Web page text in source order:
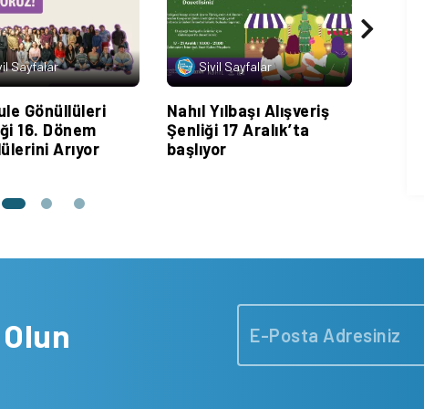
Sayfalar
Gönüllüleri
16. Dönem
Arıyor
Sivil Sayfalar
Nahıl Yılbaşı Alışveriş
Şenliği 17 Aralık’ta
başlıyor